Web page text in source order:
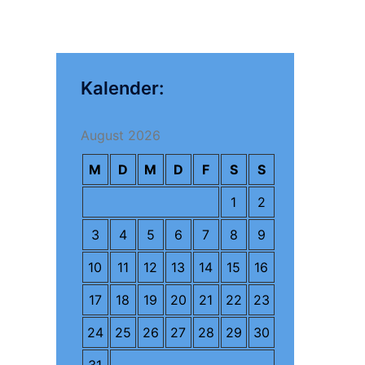
Kalender:
August 2026
M D M D F S
S
1
2
3
4 5 6 7 8
9
10
11 12 13 14 15
16
17
18 19 20 21 22
23
24
25 26 27 28 29
30